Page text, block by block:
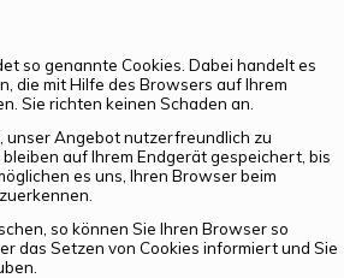
so genannte Cookies. Dabei handelt es
die mit Hilfe des Browsers auf Ihrem
Sie richten keinen Schaden an.
unser Angebot nutzerfreundlich zu
auf Ihrem Endgerät gespeichert, bis
es uns, Ihren Browser beim
so können Sie Ihren Browser so
das Setzen von Cookies informiert und Sie